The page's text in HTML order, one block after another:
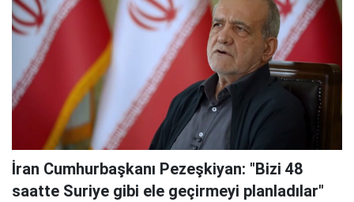
İran Cumhurbaşkanı Pezeşkiyan: "Bizi 48
saatte Suriye gibi ele geçirmeyi planladılar"